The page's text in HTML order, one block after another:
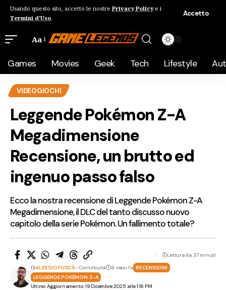
Usando questo sito, accetto le nostre Privacy Policye i
Termini d'Uso.
Accetto
Aa
Games Movies Geek Tech Lifestyle
VIDEOGIOCHI
Leggende Pokémon Z-A
Megadimensione
Recensione, un brutto ed
ingenuo passo falso
Ecco la nostra recensione di Leggende Pokémon Z-A
Megadimensione, il DLC del tanto discusso nuovo
capitolo della serie Pokémon. Un fallimento totale?
Ultimo Aggiornamento: 19 Dicembre 2025 alle 1:16 PM
DiALESSIO FUSCÀ- Contributor 8 mesi fa RECENSIONI
LEGGENDE POKÉMON: Z-A
Lettura da 37 minuti